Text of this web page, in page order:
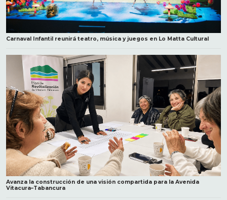
Carnaval Infantil reunirá teatro, música y juegos en Lo Matta Cultural
Avanza la construcción de una visión compartida para la Avenida
Vitacura–Tabancura